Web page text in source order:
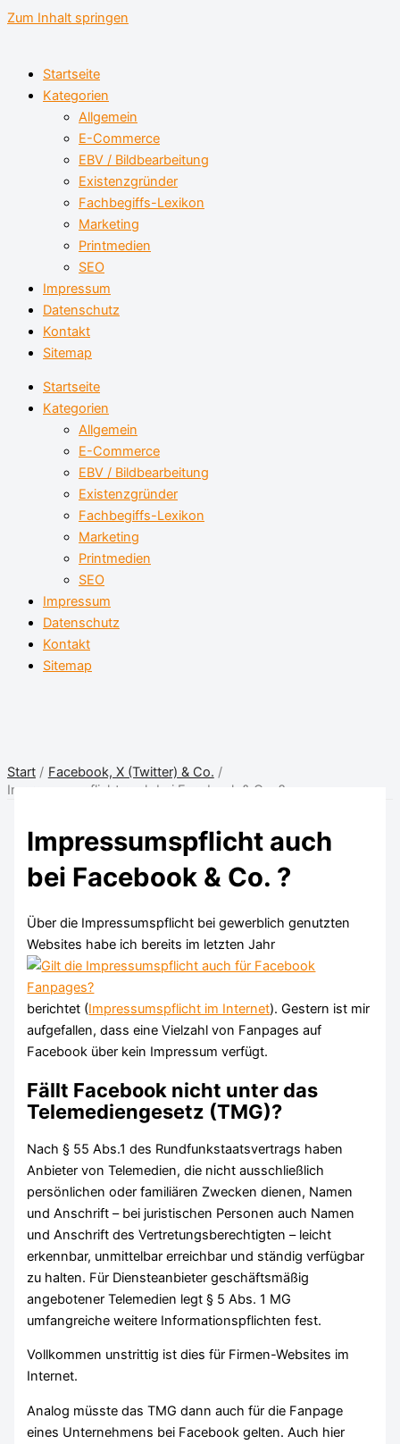
Zum Inhalt springen
Startseite
Kategorien
Allgemein
E-Commerce
EBV / Bildbearbeitung
Existenzgründer
Fachbegiffs-Lexikon
Marketing
Printmedien
SEO
Impressum
Datenschutz
Kontakt
Sitemap
Startseite
Kategorien
Allgemein
E-Commerce
EBV / Bildbearbeitung
Existenzgründer
Fachbegiffs-Lexikon
Marketing
Printmedien
SEO
Impressum
Datenschutz
Kontakt
Sitemap
Start
Facebook, X (Twitter) & Co.
Impressumspflicht auch bei Facebook & Co. ?
Impressumspflicht auch
bei Facebook & Co. ?
Über die Impressumspflicht bei gewerblich genutzten
Websites habe ich bereits im letzten Jahr
berichtet (Impressumspflicht im Internet). Gestern ist mir
aufgefallen, dass eine Vielzahl von Fanpages auf
Facebook über kein Impressum verfügt.
Fällt Facebook nicht unter das
Telemediengesetz (TMG)?
Nach § 55 Abs.1 des Rundfunkstaatsvertrags haben
Anbieter von Telemedien,die nicht ausschließlich
persönlichen oder familiären Zwecken dienen, Namen
und Anschrift – bei juristischen Personen auch Namen
und Anschrift des Vertretungsberechtigten – leicht
erkennbar, unmittelbar erreichbar und ständig verfügbar
zu halten. Für Diensteanbieter geschäftsmäßig
angebotener Telemedien legt § 5 Abs. 1 MG
umfangreiche weitere Informationspflichten fest.
Vollkommen unstrittig ist dies für Firmen-Websites im
Internet.
Analog müsste das TMG dann auch für die Fanpage
eines Unternehmens bei Facebook gelten. Auch hier